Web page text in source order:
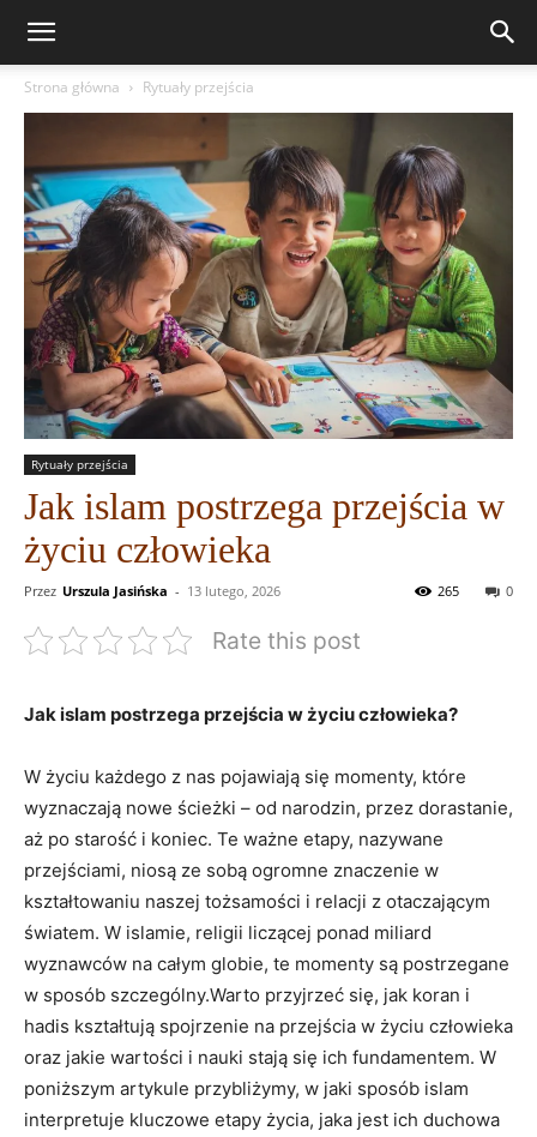
Strona główna Rytuały przejścia
Rytuały przejścia
Jak islam postrzega przejścia w
życiu człowieka
Przez Urszula Jasińska - 13 lutego, 2026 0
265
Rate this post
Jak islam postrzega przejścia w życiu człowieka?
W życiu każdego z nas pojawiają się momenty, które
wyznaczają nowe ścieżki – od narodzin, przez dorastanie,
aż po starość i koniec. Te ważne etapy, nazywane
przejściami, niosą ze sobą ogromne znaczenie w
kształtowaniu naszej tożsamości i relacji z otaczającym
światem. W islamie, religii liczącej ponad miliard
wyznawców na całym globie, te momenty są postrzegane
w sposób szczególny.Warto przyjrzeć się, jak koran i
hadis kształtują spojrzenie na przejścia w życiu człowieka
oraz jakie wartości i nauki stają się ich fundamentem. W
poniższym artykule przybliżymy, w jaki sposób islam
interpretuje kluczowe etapy życia, jaka jest ich duchowa